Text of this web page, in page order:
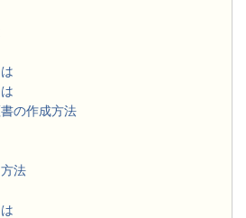
の作成方法
法